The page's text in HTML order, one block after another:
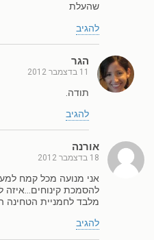
שהעלת
להגיב
הגר
11 בדצמבר 2012
תודה.
להגיב
אורנה
18 בדצמבר 2012
אני מנועה מכל קמח
להסמכת
מלבד לחמניית הטחינה
להגיב